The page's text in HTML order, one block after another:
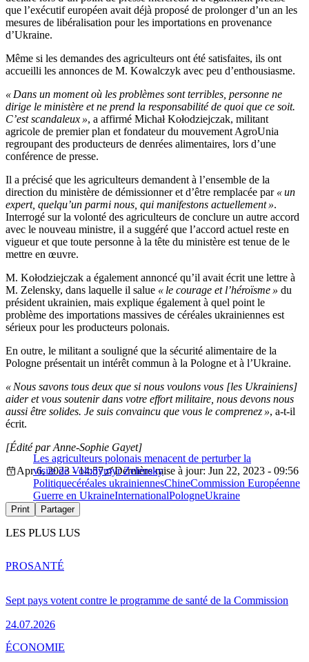
que l’exécutif européen avait déjà proposé de prolonger d’un an les
mesures de libéralisation pour les importations en provenance
d’Ukraine.
Même si les demandes des agriculteurs ont été satisfaites, ils ont
accueilli les annonces de M. Kowalczyk avec peu d’enthousiasme.
« Dans un moment où les problèmes sont terribles, personne ne
dirige le ministère et ne prend la responsabilité de quoi que ce soit.
C’est scandaleux », a affirmé Michał Kołodziejczak, militant
agricole de premier plan et fondateur du mouvement AgroUnia
regroupant des producteurs de denrées alimentaires, lors d’une
conférence de presse.
Il a précisé que les agriculteurs demandent à l’ensemble de la
direction du ministère de démissionner et d’être remplacée par « un
expert, quelqu’un parmi nous, qui manifestons actuellement ».
Interrogé sur la volonté des agriculteurs de conclure un autre accord
avec le nouveau ministre, il a suggéré que l’accord actuel reste en
vigueur et que toute personne à la tête du ministère est tenue de le
mettre en œuvre.
M. Kołodziejczak a également annoncé qu’il avait écrit une lettre à
M. Zelensky, dans laquelle il salue « le courage et l’héroïsme » du
président ukrainien, mais explique également à quel point le
problème des importations massives de céréales ukrainiennes est
sérieux pour les producteurs polonais.
En outre, le militant a souligné que la sécurité alimentaire de la
Pologne présentait un intérêt commun à la Pologne et à l’Ukraine.
« Nous savons tous deux que si nous voulons vous [les Ukrainiens]
aider et vous soutenir dans votre effort militaire, nous devons nous
aussi être solides. Je suis convaincu que vous le comprenez », a-t-il
écrit.
Les agriculteurs polonais menacent de perturber la
visite de Volodymyr Zelensky
[Édité par Anne-Sophie Gayet]
Apr 6, 2023 - 14:57
Dernière mise à jour: Jun 22, 2023 - 09:56
Politiquecéréales ukrainiennesChineCommission Européenne
Guerre en UkraineInternationalPologneUkraine
Print Partager
LES PLUS LUS
Sept pays votent contre le programme de santé de la Commission
24.07.2026
PROSANTÉ
ÉCONOMIE